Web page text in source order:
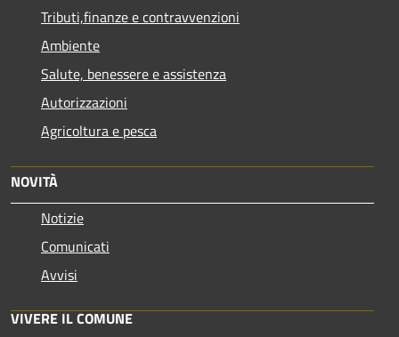
Tributi,finanze e contravvenzioni
Ambiente
Salute, benessere e assistenza
Autorizzazioni
Agricoltura e pesca
NOVITÀ
Notizie
Comunicati
Avvisi
VIVERE IL COMUNE